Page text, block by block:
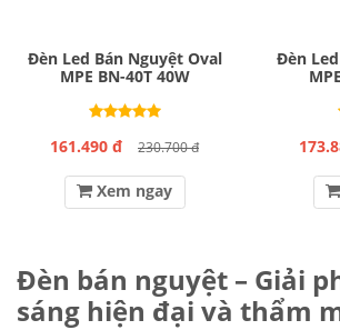
Đèn Led Bán Nguyệt Oval
MPE BN-40T 40W
161.490 đ 230.700 đ
Xem ngay
Đèn
Đèn bán nguyệt – Giải
sáng hiện đại và thẩm